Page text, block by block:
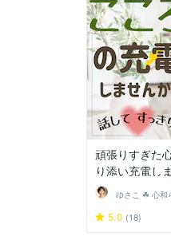
頑張りすぎた
り添い充電し
ゆさこ ☘ 心和
5.0 (18)